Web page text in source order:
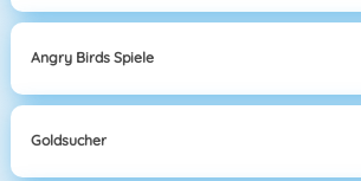
Angry Birds Spiele
Goldsucher